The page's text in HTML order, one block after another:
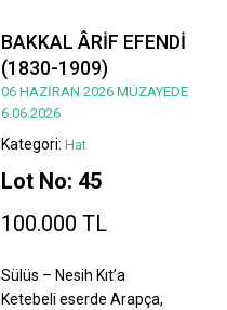
BAKKAL ÂRİF EFENDİ
(1830-1909)
06 HAZİRAN 2026 MÜZAYEDE
6.06.2026
Kategori: Hat
Lot No: 45
100.000 TL
Sülüs – Nesih Kıt’a
Ketebeli eserde Arapça,